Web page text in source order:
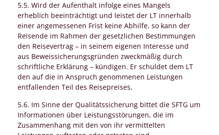
5.5. Wird der Aufenthalt infolge eines Mangels
erheblich beeinträchtigt und leistet der LT innerhalb
einer angemessenen Frist keine Abhilfe, so kann der
Reisende im Rahmen der gesetzlichen Bestimmungen
den Reisevertrag – in seinem eigenen Interesse und
aus Beweissicherungsgründen zweckmäßig durch
schriftliche Erklärung – kündigen. Er schuldet dem LT
den auf die in Anspruch genommenen Leistungen
entfallenden Teil des Reisepreises.
5.6. Im Sinne der Qualitätssicherung bittet die SFTG um
Informationen über Leistungsstörungen, die im
Zusammenhang mit den von ihr vermittelten